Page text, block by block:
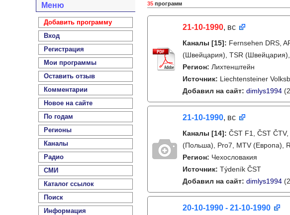
Меню
Добавить программу
Вход
Регистрация
Мои программы
Оставить отзыв
Комментарии
Новое на сайте
По годам
Регионы
Каналы
Радио
СМИ
Каталог ссылок
Поиск
Информация
35 программ
21-10-1990, вс
Каналы [15]: Fernsehen DRS,
(Швейцария), TSR
Регион: Лихтенштейн
Источник: Liechtensteiner
Добавил на сайт: dimlys1994
21-10-1990, вс
Каналы [14]: ČST F1, ČST
(Польша), Pro7, MTV (Европа),
Регион: Чехословакия
Источник: Týdeník ČST
Добавил на сайт: dimlys1994
20-10-1990 - 21-10-1990